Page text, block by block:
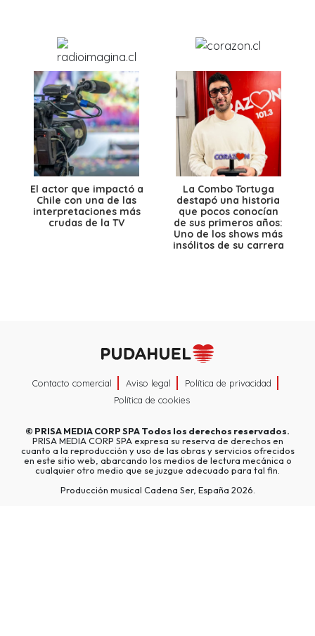
El actor que impactó a
Chile con una de las
interpretaciones más
crudas de la TV
La Combo Tortuga
destapó una historia
que pocos conocían
de sus primeros años:
Uno de los shows más
insólitos de su carrera
Contacto comercial Aviso legal
Política de privacidad
Política de cookies
© PRISA MEDIA CORP SPATodos los derechos reservados.
PRISA MEDIA CORP SPA expresa su reserva de derechos en
cuanto a la reproducción y uso de las obras y servicios ofrecidos
en este sitio web, abarcando los medios de lectura mecánica o
cualquier otro medio que se juzgue adecuado para tal fin.
Producción musical Cadena Ser, España 2026.